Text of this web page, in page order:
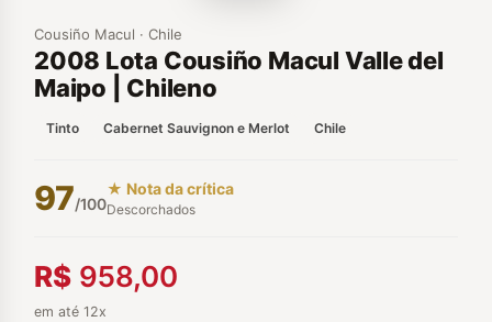
Cousiño Macul · Chile
2008 Lota Cousiño Macul Valle del
Maipo | Chileno
Tinto Cabernet Sauvignon e Merlot Chile
97/100
★ Nota da crítica
Descorchados
R$ 958,00
em até 12x